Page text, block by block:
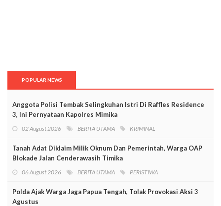
POPULAR NEWS
Anggota Polisi Tembak Selingkuhan Istri Di Raffles Residence
3, Ini Pernyataan Kapolres Mimika
02 August 2026 BERITA UTAMA KRIMINAL
Tanah Adat Diklaim Milik Oknum Dan Pemerintah, Warga OAP
Blokade Jalan Cenderawasih Timika
06 August 2026 BERITA UTAMA PERISTIWA
Polda Ajak Warga Jaga Papua Tengah, Tolak Provokasi Aksi 3
Agustus